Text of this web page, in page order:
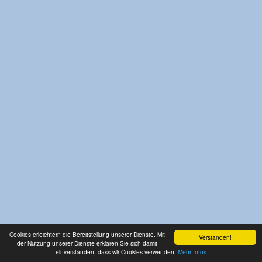
Verstanden!
Cookies erleichtern die Bereitstellung unserer Dienste. Mit
der Nutzung unserer Dienste erklären Sie sich damit
einverstanden, dass wir Cookies verwenden. Mehr Infos